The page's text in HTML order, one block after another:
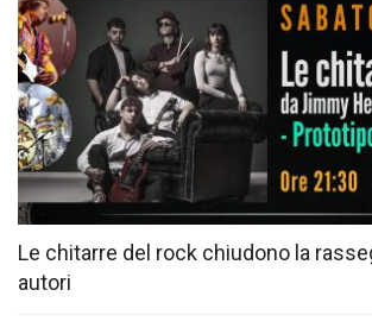
Le chitarre del rock chiudono la
autori